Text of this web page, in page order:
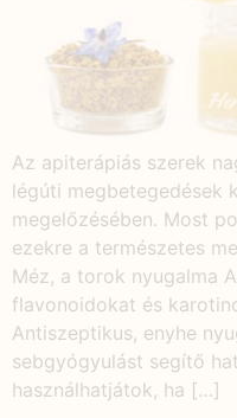
Az apiterápiás szerek
légúti megbetegedések
megelőzésében. Most
ezekre a természetes
Méz, a torok nyugalma
flavonoidokat és
Antiszeptikus, enyhe
sebgyógyulást segítő
használhatjátok, ha […]